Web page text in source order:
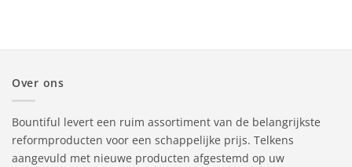
Over ons
Bountiful levert een ruim assortiment van de belangrijkste
reformproducten voor een schappelijke prijs. Telkens
aangevuld met nieuwe producten afgestemd op uw